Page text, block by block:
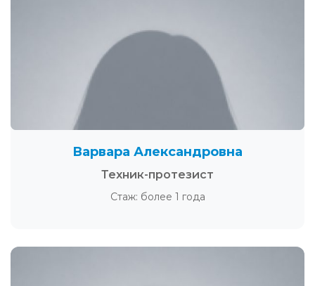
Варвара Александровна
Техник-протезист
Стаж: более 1 года